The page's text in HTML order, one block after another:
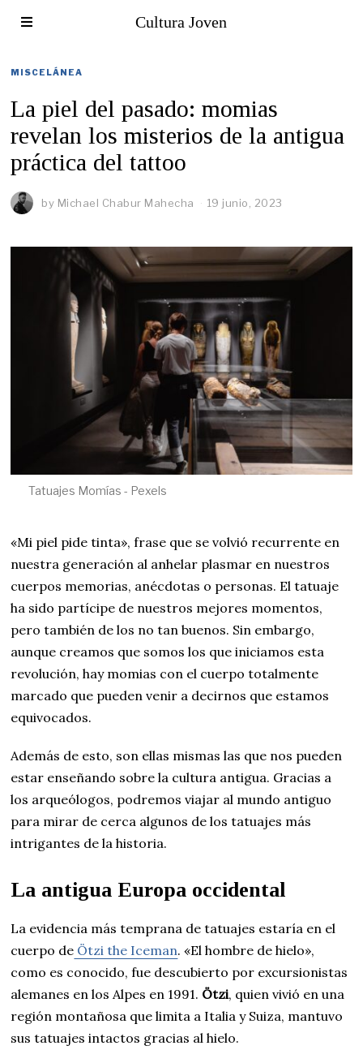
Cultura Joven
MISCELÁNEA
La piel del pasado: momias
revelan los misterios de la antigua
práctica del tattoo
by Michael Chabur Mahecha 19 junio, 2023
Tatuajes Momías - Pexels
«Mi piel pide tinta», frase que se volvió recurrente en
nuestra generación al anhelar plasmar en nuestros
cuerpos memorias, anécdotas o personas. El tatuaje
ha sido partícipe de nuestros mejores momentos,
pero también de los no tan buenos. Sin embargo,
aunque creamos que somos los que iniciamos esta
revolución, hay momias con el cuerpo totalmente
marcado que pueden venir a decirnos que estamos
equivocados.
Además de esto, son ellas mismas las que nos pueden
estar enseñando sobre la cultura antigua. Gracias a
los arqueólogos, podremos viajar al mundo antiguo
para mirar de cerca algunos de los tatuajes más
intrigantes de la historia.
La antigua Europa occidental
La evidencia más temprana de tatuajes estaría en el
cuerpo de Ötzi the Iceman. «El hombre de hielo»,
como es conocido, fue descubierto por excursionistas
alemanes en los Alpes en 1991. Ötzi, quien vivió en una
región montañosa que limita a Italia y Suiza, mantuvo
sus tatuajes intactos gracias al hielo.